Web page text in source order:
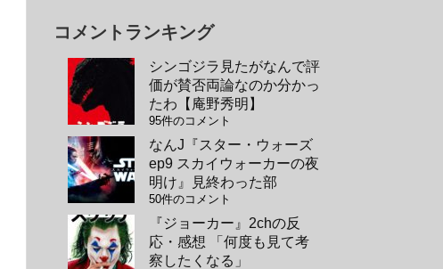
コメントランキング
シンゴジラ見たがなんで評
価が賛否両論なのか分かっ
たわ【庵野秀明】
95件のコメント
なんJ『スター・ウォーズ
ep9 スカイウォーカーの夜
明け』見終わった部
50件のコメント
『ジョーカー』2chの反
応・感想 「何度も見て考
察したくなる」